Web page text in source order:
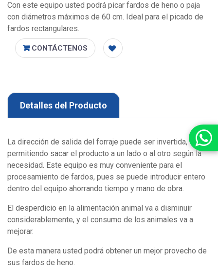
Con este equipo usted podrá picar fardos de heno o paja
con diámetros máximos de 60 cm. Ideal para el picado de
fardos rectangulares.
CONTÁCTENOS
Detalles del Producto
La dirección de salida del forraje puede ser invertida,
permitiendo sacar el producto a un lado o al otro según la
necesidad. Este equipo es muy conveniente para el
procesamiento de fardos, pues se puede introducir entero
dentro del equipo ahorrando tiempo y mano de obra.
El desperdicio en la alimentación animal va a disminuir
considerablemente, y el consumo de los animales va a
mejorar.
De esta manera usted podrá obtener un mejor provecho de
sus fardos de heno.